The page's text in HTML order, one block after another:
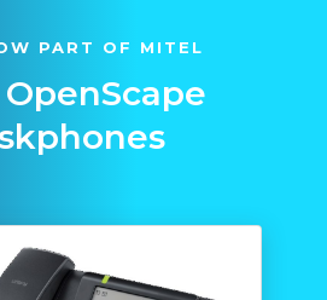
PART OF MITEL